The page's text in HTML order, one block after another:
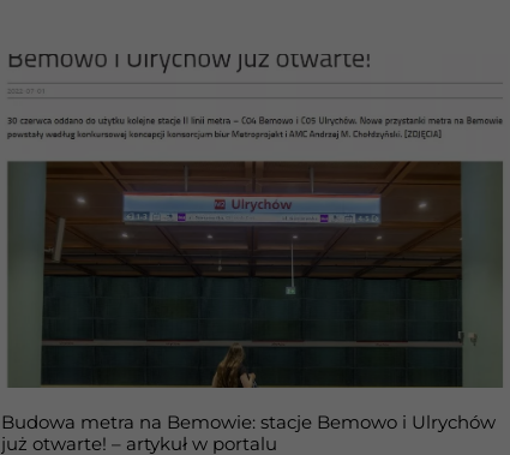
Budowa metra na Bemowie: stacje Bemowo i Ulrychów
już otwarte! – artykuł w portalu
Statystyka
poprawić
funkcjonalność
i strukturę
internetowej,
na podstawie
tego, jak
strona jest
używana.
internetowa